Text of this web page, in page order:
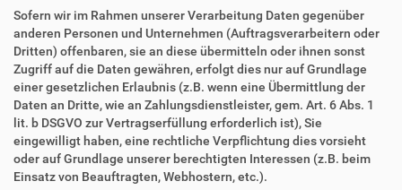
Sofern wir im Rahmen unserer Verarbeitung Daten gegenüber
anderen Personen und Unternehmen (Auftragsverarbeitern oder
Dritten) offenbaren, sie an diese übermitteln oder ihnen sonst
Zugriff auf die Daten gewähren, erfolgt dies nur auf Grundlage
einer gesetzlichen Erlaubnis (z.B. wenn eine Übermittlung der
Daten an Dritte, wie an Zahlungsdienstleister, gem. Art. 6 Abs. 1
lit. b DSGVO zur Vertragserfüllung erforderlich ist), Sie
eingewilligt haben, eine rechtliche Verpflichtung dies vorsieht
oder auf Grundlage unserer berechtigten Interessen (z.B. beim
Einsatz von Beauftragten, Webhostern, etc.).